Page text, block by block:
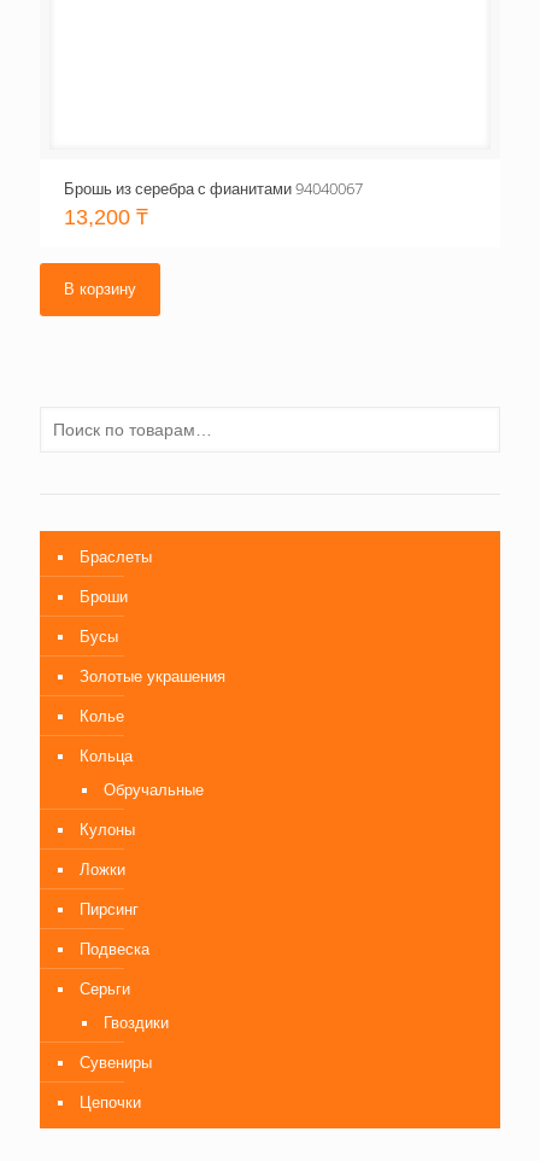
Брошь из серебра с фианитами 94040067
13,200 ₸
В корзину
Браслеты
Броши
Бусы
Золотые украшения
Колье
Кольца
Обручальные
Кулоны
Ложки
Пирсинг
Подвеска
Серьги
Гвоздики
Сувениры
Цепочки